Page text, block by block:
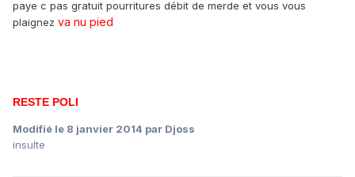
paye c pas gratuit pourritures débit de merde et vous vous
plaignez va nu pied
RESTE POLI
Modifié le 8 janvier 2014 par Djoss
insulte